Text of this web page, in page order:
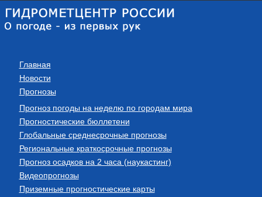
Главная
Новости
Прогнозы
Прогноз погоды на неделю по городам мира
Прогностические бюллетени
Глобальные среднесрочные прогнозы
Региональные краткосрочные прогнозы
Прогноз осадков на 2 часа (наукастинг)
Видеопрогнозы
Приземные прогностические карты